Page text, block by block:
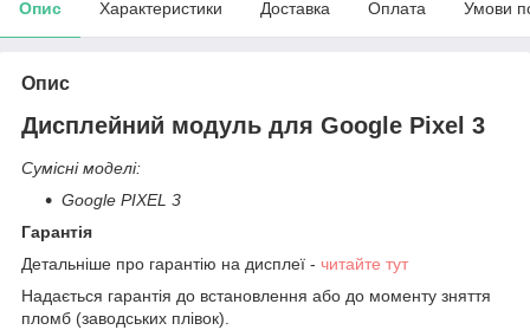
Опис Характеристики Доставка Оплата Умови
Опис
Дисплейний модуль для Google Pixel 3
Сумісні моделі:
Google PIXEL 3
Гарантія
Детальніше про гарантію на дисплеї - читайте тут
Надається гарантія до встановлення або до моменту зняття
пломб (заводських плівок).